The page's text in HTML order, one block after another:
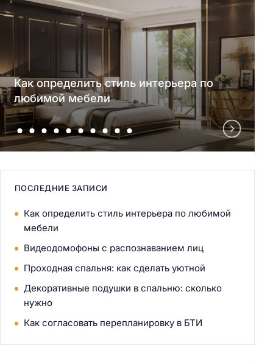
Как определить стиль интерьера по
любимой мебели
ПОСЛЕДНИЕ ЗАПИСИ
Как определить стиль интерьера по любимой
мебели
Видеодомофоны с распознаванием лиц
Проходная спальня: как сделать уютной
Декоративные подушки в спальню: сколько
нужно
Как согласовать перепланировку в БТИ